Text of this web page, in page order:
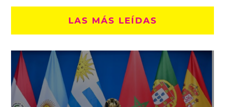
LAS MÁS LEÍDAS